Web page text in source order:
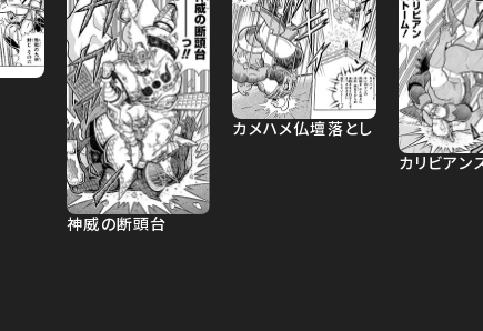
神威の断頭台
カメハメ仏壇落とし
カリビアン